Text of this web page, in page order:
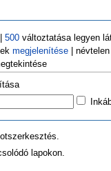
500változtatása legyen
megjelenítése| névtelen
lapokon.